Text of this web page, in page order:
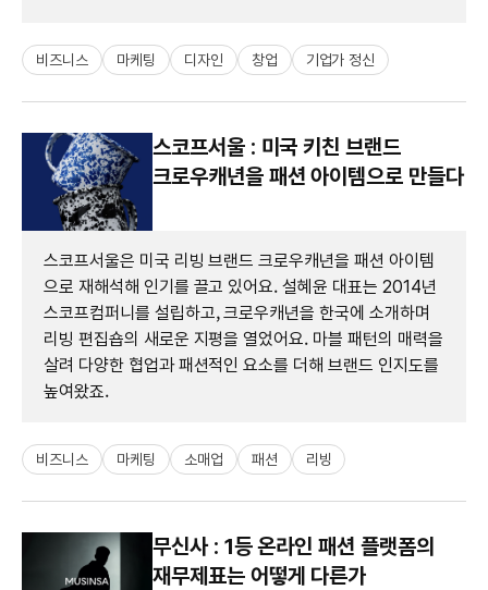
비즈니스 마케팅 디자인 창업 기업가 정신
스코프서울 : 미국 키친 브랜드
크로우캐년을 패션 아이템으로 만들다
스코프서울은 미국 리빙 브랜드 크로우캐년을 패션 아이템
으로 재해석해 인기를 끌고 있어요. 설혜윤 대표는 2014년
스코프컴퍼니를 설립하고, 크로우캐년을 한국에 소개하며
리빙 편집숍의 새로운 지평을 열었어요. 마블 패턴의 매력을
살려 다양한 협업과 패션적인 요소를 더해 브랜드 인지도를
높여왔죠.
비즈니스 마케팅 소매업 패션 리빙
무신사 : 1등 온라인 패션 플랫폼의
재무제표는 어떻게 다른가